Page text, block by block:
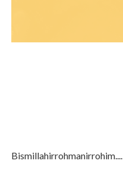
Bismillahirrohmanirrohim....